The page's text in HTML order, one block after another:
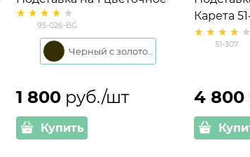
кашпо Улитка 95-026-BG
95-026-BG
1 800 руб./шт
Купить
Карета
h=64см
51-307
4 800